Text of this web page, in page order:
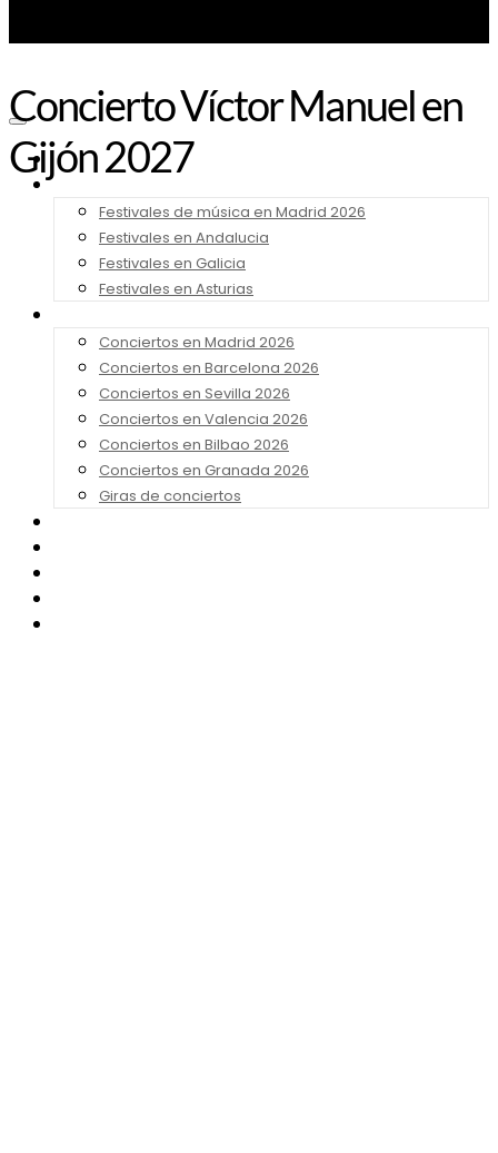
Noticias
Festivales 2026
Festivales de música en Madrid 2026
Festivales en Andalucia
Festivales en Galicia
Festivales en Asturias
Conciertos en Madrid 2026
Conciertos en Barcelona 2026
Conciertos en Sevilla 2026
Conciertos en Valencia 2026
Conciertos en Bilbao 2026
Conciertos en Granada 2026
Giras de conciertos
Concierto Víctor Manuel en
Gijón 2027